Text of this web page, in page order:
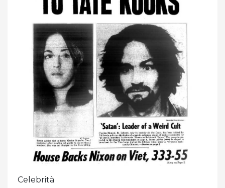
Celebrità